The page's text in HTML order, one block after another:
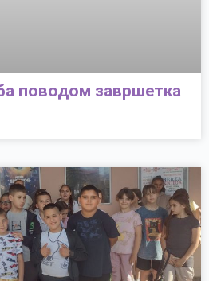
поводом завршетка